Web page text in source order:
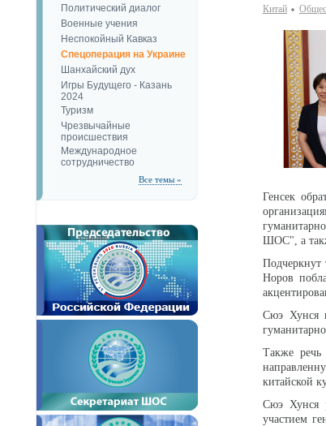
Политический диалог
Военные учения
Неспокойный Кавказ
Спецоперация на Украине
Шанхайский дух
Игры Будущего - Казань
2024
Туризм
Чрезвычайные
происшествия
Международное
сотрудничество
Все темы »
Китай
Генсек
ШОС", а
Подчеркнут
Норов
Сюэ Хунся
Также
китайской
Сюэ Хунся
участием